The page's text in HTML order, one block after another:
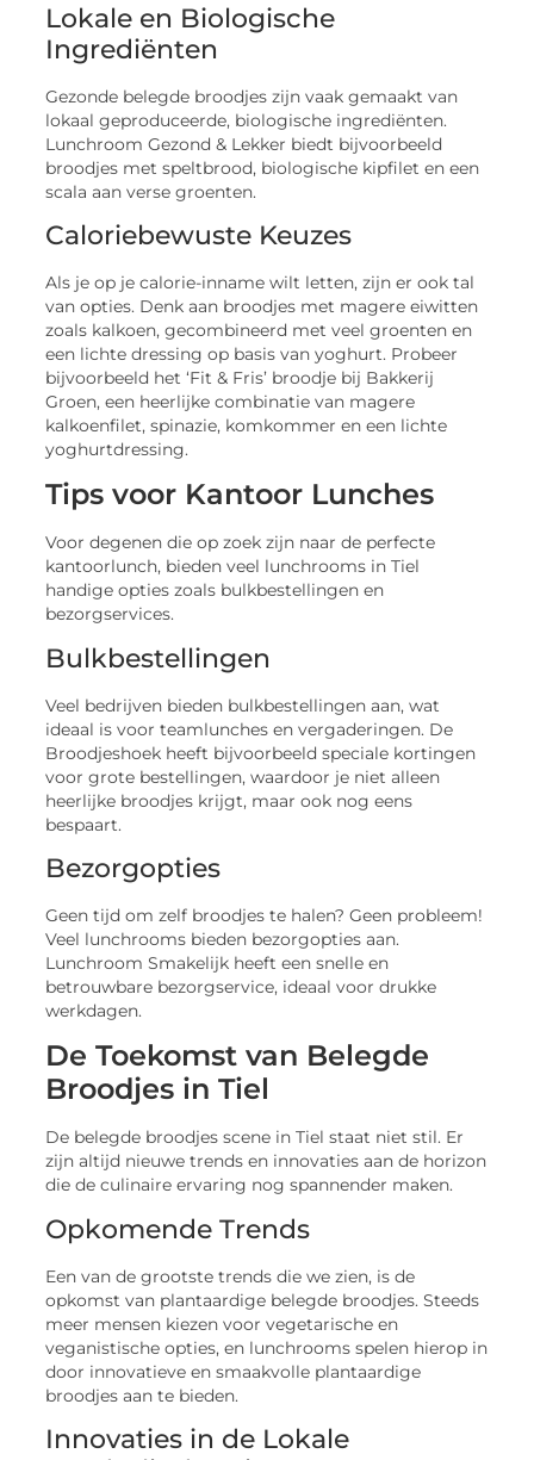
Lokale en Biologische
Ingrediënten
Gezonde belegde broodjes zijn vaak gemaakt van
lokaal geproduceerde, biologische ingrediënten.
Lunchroom Gezond & Lekker biedt bijvoorbeeld
broodjes met speltbrood, biologische kipfilet en een
scala aan verse groenten.
Caloriebewuste Keuzes
Als je op je calorie-inname wilt letten, zijn er ook tal
van opties. Denk aan broodjes met magere eiwitten
zoals kalkoen, gecombineerd met veel groenten en
een lichte dressing op basis van yoghurt. Probeer
bijvoorbeeld het ‘Fit & Fris’ broodje bij Bakkerij
Groen, een heerlijke combinatie van magere
kalkoenfilet, spinazie, komkommer en een lichte
yoghurtdressing.
Tips voor Kantoor Lunches
Voor degenen die op zoek zijn naar de perfecte
kantoorlunch, bieden veel lunchrooms in Tiel
handige opties zoals bulkbestellingen en
bezorgservices.
Bulkbestellingen
Veel bedrijven bieden bulkbestellingen aan, wat
ideaal is voor teamlunches en vergaderingen. De
Broodjeshoek heeft bijvoorbeeld speciale kortingen
voor grote bestellingen, waardoor je niet alleen
heerlijke broodjes krijgt, maar ook nog eens
bespaart.
Bezorgopties
Geen tijd om zelf broodjes te halen? Geen probleem!
Veel lunchrooms bieden bezorgopties aan.
Lunchroom Smakelijk heeft een snelle en
betrouwbare bezorgservice, ideaal voor drukke
werkdagen.
De Toekomst van Belegde
Broodjes in Tiel
De belegde broodjes scene in Tiel staat niet stil. Er
zijn altijd nieuwe trends en innovaties aan de horizon
die de culinaire ervaring nog spannender maken.
Opkomende Trends
Een van de grootste trends die we zien, is de
opkomst van plantaardige belegde broodjes. Steeds
meer mensen kiezen voor vegetarische en
veganistische opties, en lunchrooms spelen hierop in
door innovatieve en smaakvolle plantaardige
broodjes aan te bieden.
Innovaties in de Lokale